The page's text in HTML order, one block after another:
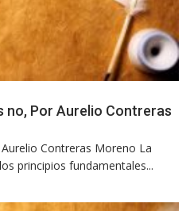
no, Por Aurelio Contreras
Contreras Moreno La
principios fundamentales...